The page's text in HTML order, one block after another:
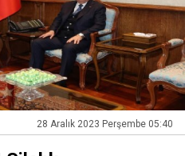
28 Aralık 2023 Perşembe 05:40